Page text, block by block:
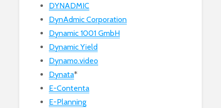
DYNADMIC
DynAdmic Corporation
Dynamic 1001 GmbH
Dynamic Yield
Dynamo.video
Dynata*
E-Contenta
E-Planning